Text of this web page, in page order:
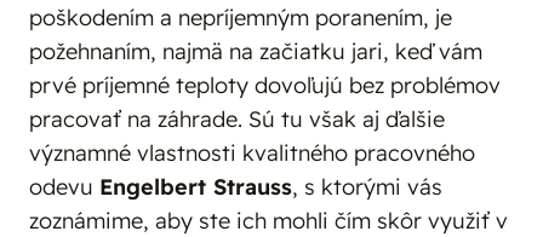
poškodením a nepríjemným poranením, je
požehnaním, najmä na začiatku jari, keď vám
prvé príjemné teploty dovoľujú bez problémov
pracovať na záhrade. Sú tu však aj ďalšie
významné vlastnosti kvalitného pracovného
odevu Engelbert Strauss, s ktorými vás
zoznámime, aby ste ich mohli čím skôr využiť v